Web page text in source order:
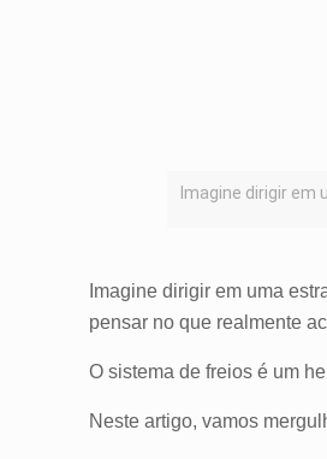
Imagine dirigir
Imagine dirigir em uma
pensar no que realmente
O sistema de freios é um
Neste artigo, vamos